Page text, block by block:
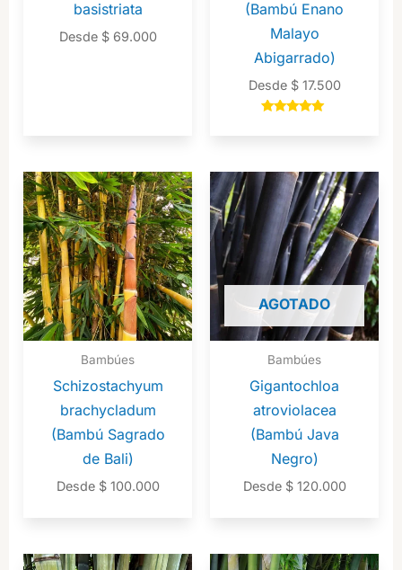
basistriata
Desde $69.000
(Bambú Enano
Malayo
Abigarrado)
Desde $17.500
Bambúes
Schizostachyum
brachycladum
(Bambú Sagrado
de Bali)
Desde $100.000
AGOTADO
Bambúes
Gigantochloa
atroviolacea
(Bambú Java
Negro)
Desde $120.000